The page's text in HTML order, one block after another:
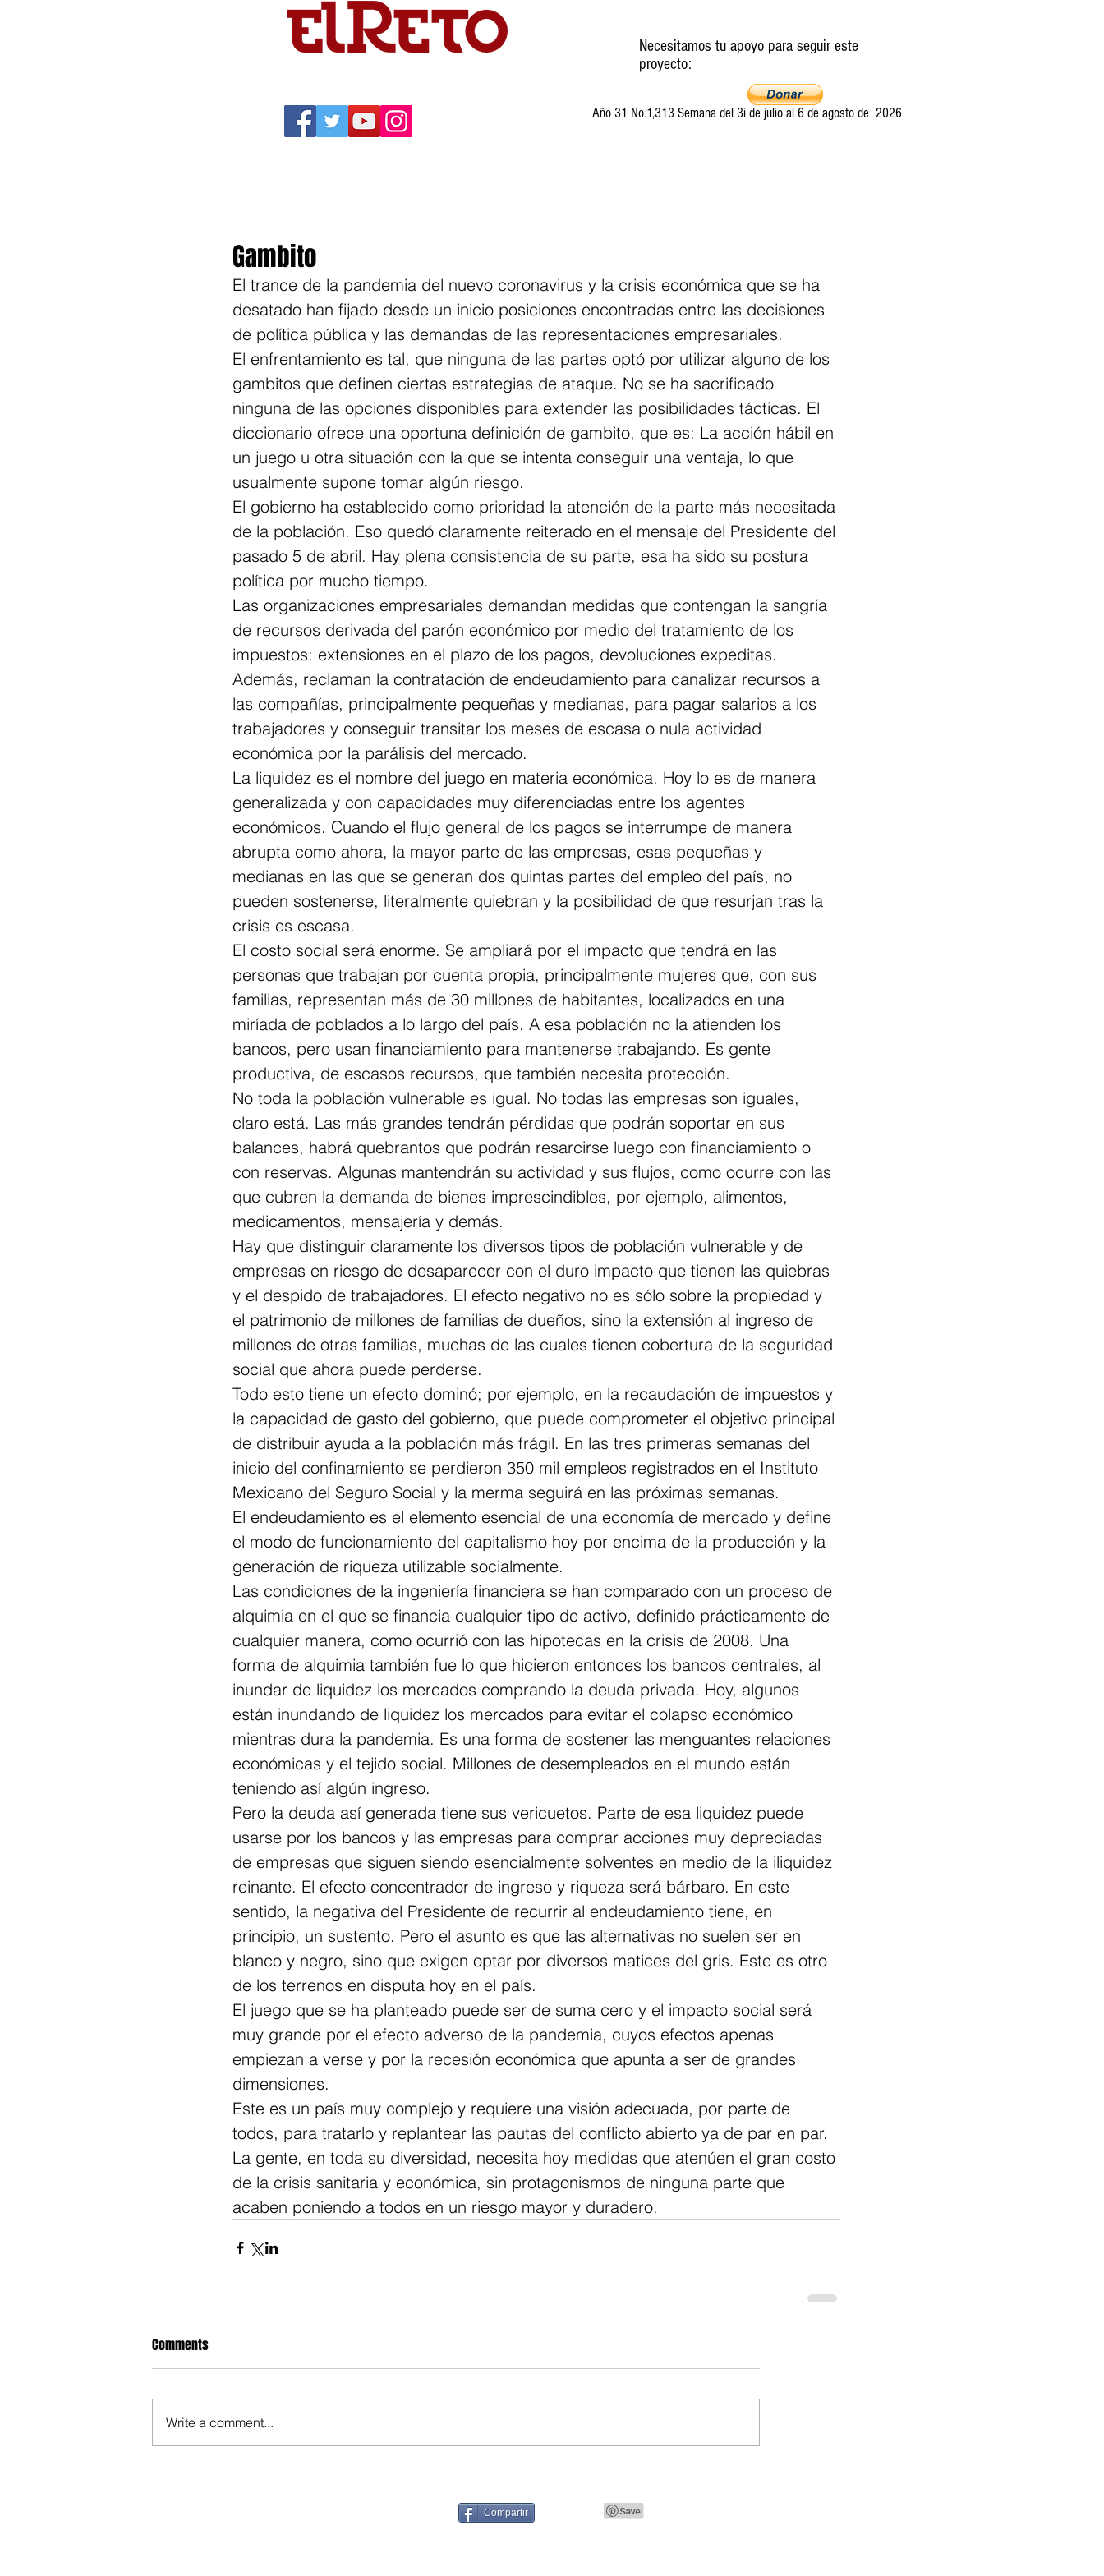
Necesitamos tu apoyo para seguir este
proyecto:
Año 31 No.1,313 Semana del 3i de julio al 6 de agosto de 2026
Gambito
El trance de la pandemia del nuevo coronavirus y la crisis económica que se ha
desatado han fijado desde un inicio posiciones encontradas entre las decisiones
de política pública y las demandas de las representaciones empresariales.
El enfrentamiento es tal, que ninguna de las partes optó por utilizar alguno de los
gambitos que definen ciertas estrategias de ataque. No se ha sacrificado
ninguna de las opciones disponibles para extender las posibilidades tácticas. El
diccionario ofrece una oportuna definición de gambito, que es: La acción hábil en
un juego u otra situación con la que se intenta conseguir una ventaja, lo que
usualmente supone tomar algún riesgo.
El gobierno ha establecido como prioridad la atención de la parte más necesitada
de la población. Eso quedó claramente reiterado en el mensaje del Presidente del
pasado 5 de abril. Hay plena consistencia de su parte, esa ha sido su postura
política por mucho tiempo.
Las organizaciones empresariales demandan medidas que contengan la sangría
de recursos derivada del parón económico por medio del tratamiento de los
impuestos: extensiones en el plazo de los pagos, devoluciones expeditas.
Además, reclaman la contratación de endeudamiento para canalizar recursos a
las compañías, principalmente pequeñas y medianas, para pagar salarios a los
trabajadores y conseguir transitar los meses de escasa o nula actividad
económica por la parálisis del mercado.
La liquidez es el nombre del juego en materia económica. Hoy lo es de manera
generalizada y con capacidades muy diferenciadas entre los agentes
económicos. Cuando el flujo general de los pagos se interrumpe de manera
abrupta como ahora, la mayor parte de las empresas, esas pequeñas y
medianas en las que se generan dos quintas partes del empleo del país, no
pueden sostenerse, literalmente quiebran y la posibilidad de que resurjan tras la
crisis es escasa.
El costo social será enorme. Se ampliará por el impacto que tendrá en las
personas que trabajan por cuenta propia, principalmente mujeres que, con sus
familias, representan más de 30 millones de habitantes, localizados en una
miríada de poblados a lo largo del país. A esa población no la atienden los
bancos, pero usan financiamiento para mantenerse trabajando. Es gente
productiva, de escasos recursos, que también necesita protección.
No toda la población vulnerable es igual. No todas las empresas son iguales,
claro está. Las más grandes tendrán pérdidas que podrán soportar en sus
balances, habrá quebrantos que podrán resarcirse luego con financiamiento o
con reservas. Algunas mantendrán su actividad y sus flujos, como ocurre con las
que cubren la demanda de bienes imprescindibles, por ejemplo, alimentos,
medicamentos, mensajería y demás.
Hay que distinguir claramente los diversos tipos de población vulnerable y de
empresas en riesgo de desaparecer con el duro impacto que tienen las quiebras
y el despido de trabajadores. El efecto negativo no es sólo sobre la propiedad y
el patrimonio de millones de familias de dueños, sino la extensión al ingreso de
millones de otras familias, muchas de las cuales tienen cobertura de la seguridad
social que ahora puede perderse.
Todo esto tiene un efecto dominó; por ejemplo, en la recaudación de impuestos y
la capacidad de gasto del gobierno, que puede comprometer el objetivo principal
de distribuir ayuda a la población más frágil. En las tres primeras semanas del
inicio del confinamiento se perdieron 350 mil empleos registrados en el Instituto
Mexicano del Seguro Social y la merma seguirá en las próximas semanas.
El endeudamiento es el elemento esencial de una economía de mercado y define
el modo de funcionamiento del capitalismo hoy por encima de la producción y la
generación de riqueza utilizable socialmente.
Las condiciones de la ingeniería financiera se han comparado con un proceso de
alquimia en el que se financia cualquier tipo de activo, definido prácticamente de
cualquier manera, como ocurrió con las hipotecas en la crisis de 2008. Una
forma de alquimia también fue lo que hicieron entonces los bancos centrales, al
inundar de liquidez los mercados comprando la deuda privada. Hoy, algunos
están inundando de liquidez los mercados para evitar el colapso económico
mientras dura la pandemia. Es una forma de sostener las menguantes relaciones
económicas y el tejido social. Millones de desempleados en el mundo están
teniendo así algún ingreso.
Pero la deuda así generada tiene sus vericuetos. Parte de esa liquidez puede
usarse por los bancos y las empresas para comprar acciones muy depreciadas
de empresas que siguen siendo esencialmente solventes en medio de la iliquidez
reinante. El efecto concentrador de ingreso y riqueza será bárbaro. En este
sentido, la negativa del Presidente de recurrir al endeudamiento tiene, en
principio, un sustento. Pero el asunto es que las alternativas no suelen ser en
blanco y negro, sino que exigen optar por diversos matices del gris. Este es otro
de los terrenos en disputa hoy en el país.
El juego que se ha planteado puede ser de suma cero y el impacto social será
muy grande por el efecto adverso de la pandemia, cuyos efectos apenas
empiezan a verse y por la recesión económica que apunta a ser de grandes
dimensiones.
Este es un país muy complejo y requiere una visión adecuada, por parte de
todos, para tratarlo y replantear las pautas del conflicto abierto ya de par en par.
La gente, en toda su diversidad, necesita hoy medidas que atenúen el gran costo
de la crisis sanitaria y económica, sin protagonismos de ninguna parte que
acaben poniendo a todos en un riesgo mayor y duradero.
Comments
Write a comment...
Compartir